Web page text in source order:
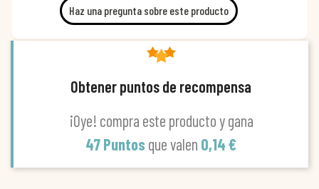
Haz una pregunta sobre este producto
Obtener puntos de recompensa
¡Oye! compra este producto y gana
47 Puntos que valen 0,14 €